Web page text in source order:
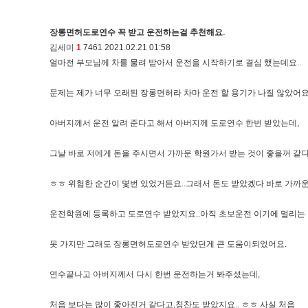
장롱면허도로연수 꼭 받고 운전하는걸 추천해요.
김세미 1 7461 2021.02.21 01:58
얼마전 부모님께 차를 물려 받아서 운전을 시작하기로 결심 했는데요..
문제는 제가 너무 오래된 장롱면허라 차마 운전 할 용기가 나질 않았어요.
아버지께서 운전 알려 준다고 해서 아버지께 도로연수 한번 받았는데,
그날 바로 저에게 돈을 주시면서 가까운 학원가서 받는 것이 좋을꺼 같다
ㅎㅎ 위험한 순간이 몇번 있었거든요..그래서 돈도 받았겠다 바로 가까운
운전학원에 등록하고 도로연수 받았지요..아직 초보운전 이기에 멀리는
못 가지만 그래도 장롱면허도로연수 받았던게 큰 도움이되었어요.
연수끝나고 아버지께서 다시 한번 운전하는거 봐주셨는데,
처음 보다는 많이 좋아진거 같다고,칭찬도 받았지요.. ㅎㅎ 사실 처음